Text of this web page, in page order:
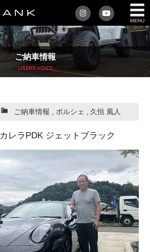
ン
ご納車情報
USERS VOICE
ご納車情報 , ポルシェ , 久恒 風人
レラPDK ジェットブラック